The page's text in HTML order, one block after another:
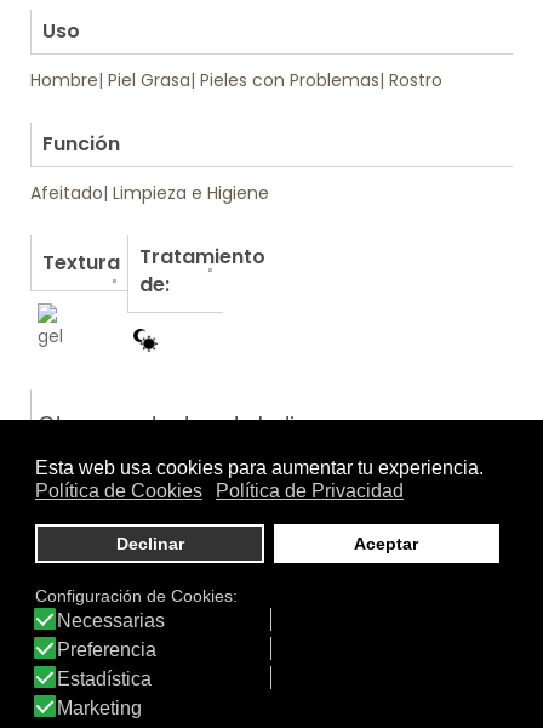
Uso
Hombre| Piel Grasa| Pieles con Problemas| Rostro
Función
Afeitado| Limpieza e Higiene
Textura
Tratamiento
de:
Otros productos de Isdin